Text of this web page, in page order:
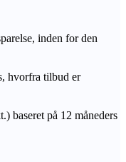
inden for den
hvorfra tilbud er
baseret på 12 måneders